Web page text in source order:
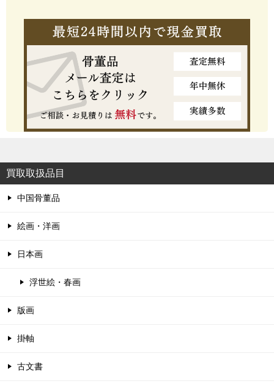
買取取扱品目
中国骨董品
絵画・洋画
日本画
浮世絵・春画
版画
掛軸
古文書